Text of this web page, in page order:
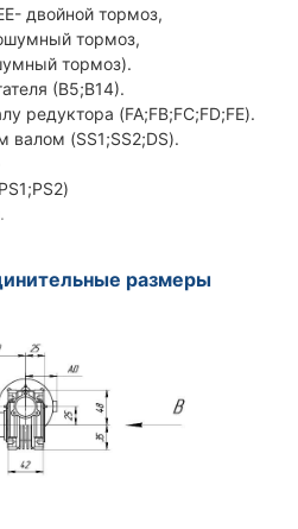
двойной тормоз,
тормоз,
тормоз).
(В5;В14).
редуктора (FA;FB;FC;FD;FE).
(SS1;SS2;DS).
размеры